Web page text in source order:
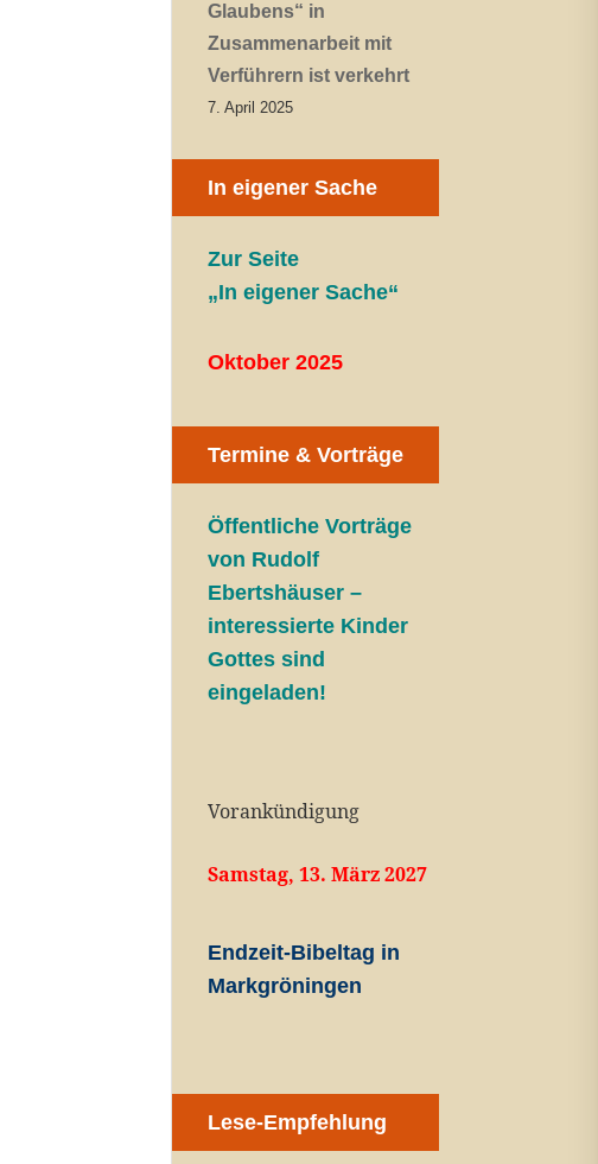
Glaubens“ in
Zusammenarbeit mit
Verführern ist verkehrt
7. April 2025
In eigener Sache
Zur Seite
„In eigener Sache“
Oktober 2025
Termine & Vorträge
Öffentliche Vorträge
von Rudolf
Ebertshäuser –
interessierte Kinder
Gottes sind
eingeladen!
Vorankündigung
Samstag, 13. März 2027
Endzeit-Bibeltag in
Markgröningen
Lese-Empfehlung